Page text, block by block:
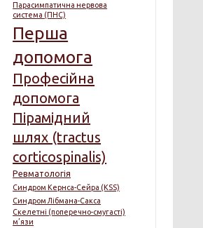
Парасимпатична нервова
система (ПНС)
Перша
допомога
Професійна
допомога
Пірамідний
шлях (tractus
corticospinalis)
Ревматологія
Синдром Кернса-Сейра (KSS)
Синдром Лібмана-Сакса
Скелетні (поперечно-смугасті)
м’язи